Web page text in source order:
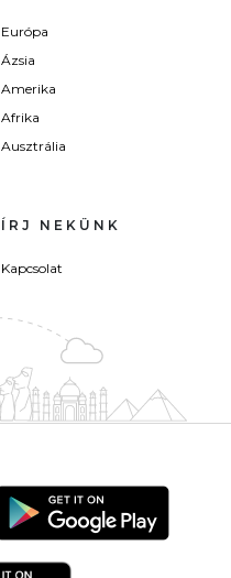
Európa
Ázsia
Amerika
Afrika
Ausztrália
ÍRJ NEKÜNK
Kapcsolat